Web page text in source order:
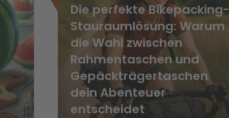
Die perfekte Bikepacking-
Stauraumlösung: Warum
die Wahl zwischen
Rahmentaschen und
Gepäckträgertaschen
dein Abenteuer
entscheidet